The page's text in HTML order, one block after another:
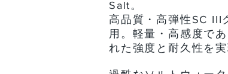
Salt。
高品質・高弾性SC III
用。軽量・高感度で
れた強度と耐久性を実